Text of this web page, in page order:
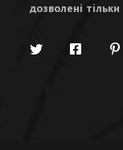
дозволені